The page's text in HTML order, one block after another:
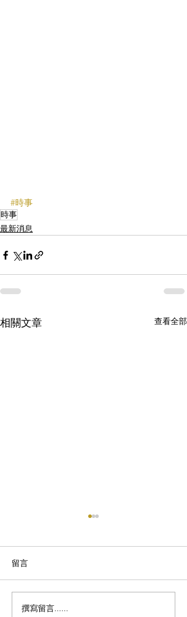
#時事
時事
最新消息
相關文章 查看全部
美國本土出現首例犬隻新
留言
撰寫留言......